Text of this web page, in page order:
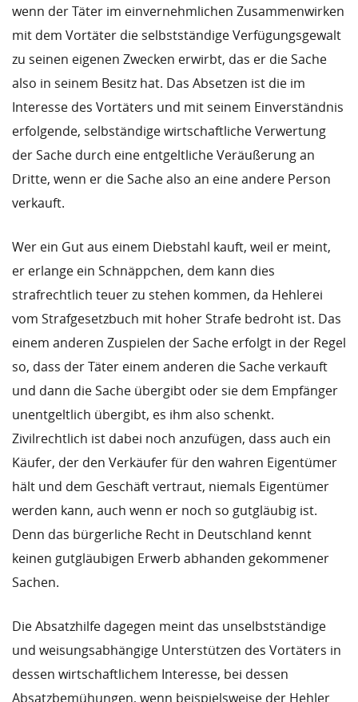
wenn der Täter im einvernehmlichen Zusammenwirken
mit dem Vortäter die selbstständige Verfügungsgewalt
zu seinen eigenen Zwecken erwirbt, das er die Sache
also in seinem Besitz hat. Das Absetzen ist die im
Interesse des Vortäters und mit seinem Einverständnis
erfolgende, selbständige wirtschaftliche Verwertung
der Sache durch eine entgeltliche Veräußerung an
Dritte, wenn er die Sache also an eine andere Person
verkauft.
Wer ein Gut aus einem Diebstahl kauft, weil er meint,
er erlange ein Schnäppchen, dem kann dies
strafrechtlich teuer zu stehen kommen, da Hehlerei
vom Strafgesetzbuch mit hoher Strafe bedroht ist. Das
einem anderen Zuspielen der Sache erfolgt in der Regel
so, dass der Täter einem anderen die Sache verkauft
und dann die Sache übergibt oder sie dem Empfänger
unentgeltlich übergibt, es ihm also schenkt.
Zivilrechtlich ist dabei noch anzufügen, dass auch ein
Käufer, der den Verkäufer für den wahren Eigentümer
hält und dem Geschäft vertraut, niemals Eigentümer
werden kann, auch wenn er noch so gutgläubig ist.
Denn das bürgerliche Recht in Deutschland kennt
keinen gutgläubigen Erwerb abhanden gekommener
Sachen.
Die Absatzhilfe dagegen meint das unselbstständige
und weisungsabhängige Unterstützen des Vortäters in
dessen wirtschaftlichem Interesse, bei dessen
Absatzbemühungen, wenn beispielsweise der Hehler